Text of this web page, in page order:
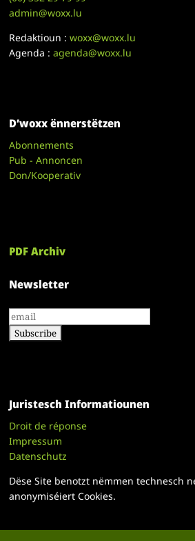
admin@woxx.lu
Redaktioun :woxx@woxx.lu
Agenda :agenda@woxx.lu
D’woxx ënnerstëtzen
Abonnements
Pub - Annoncen
Don/Kooperativ
PDF Archiv
Newsletter
Juristesch Informatiounen
Droit de réponse
Impressum
Datenschutz
Dëse Site benotzt nëmmen technesch
anonymiséiert Cookies.